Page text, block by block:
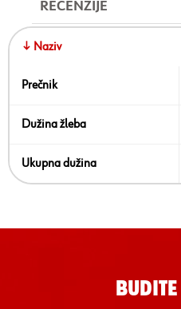
RECENZIJE
↓ Naziv
Prečnik
Dužina žleba
Ukupna dužina
BUDITE